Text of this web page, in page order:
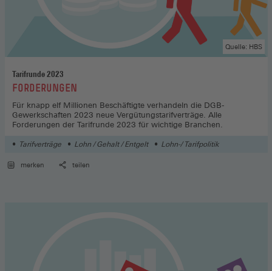
Tarifrunde 2023
:FORDERUNGEN
Für knapp elf Millionen Beschäftigte verhandeln die DGB-
Gewerkschaften 2023 neue Vergütungstarifverträge. Alle
Forderungen der Tarifrunde 2023 für wichtige Branchen.
Quelle: HBS
Tarifverträge Lohn / Gehalt / Entgelt Lohn-/ Tarifpolitik
merken teilen